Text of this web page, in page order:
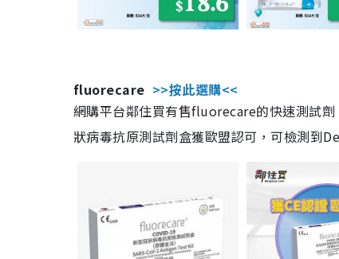
fluorecare >>按此選購<<
網購平台鄰住買有售fluorecare的快速測試
狀病毒抗原測試劑盒獲歐盟認可，可檢測到